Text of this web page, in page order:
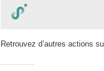
Retrouvez d’autres actions